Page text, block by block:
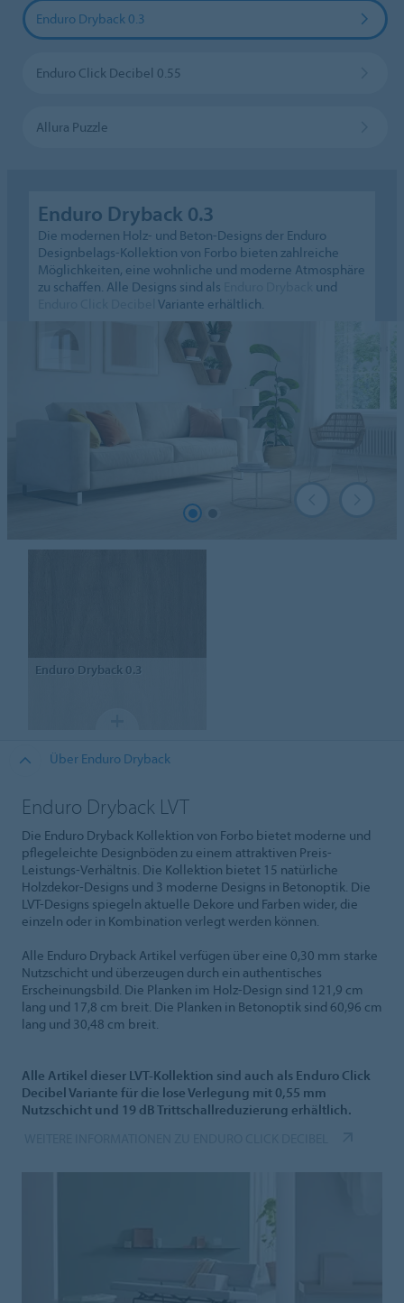
Enduro Dryback 0.3
Enduro Click Decibel 0.55
Allura Puzzle
Enduro Dryback 0.3
Die modernen Holz- und Beton-Designs der Enduro
Designbelags-Kollektion von Forbo bieten zahlreiche
Möglichkeiten, eine wohnliche und moderne Atmosphäre
zu schaffen. Alle Designs sind als
und
Variante erhältlich.
Enduro Dryback 0.3
Über Enduro Dryback
Enduro Dryback LVT
Die Enduro Dryback Kollektion von Forbo bietet moderne und
pflegeleichte Designböden zu einem attraktiven Preis-
Leistungs-Verhältnis. Die Kollektion bietet 15 natürliche
Holzdekor-Designs und 3 moderne Designs in Betonoptik. Die
LVT-Designs spiegeln aktuelle Dekore und Farben wider, die
einzeln oder in Kombination verlegt werden können.
Alle Enduro Dryback Artikel verfügen über eine 0,30 mm starke
Nutzschicht und überzeugen durch ein authentisches
Erscheinungsbild. Die Planken im Holz-Design sind 121,9 cm
lang und 17,8 cm breit. Die Planken in Betonoptik sind 60,96 cm
lang und 30,48 cm breit.
Alle Artikel dieser LVT-Kollektion sind auch als Enduro Click
Decibel Variante für die lose Verlegung mit 0,55 mm
Nutzschicht und 19 dB Trittschallreduzierung erhältlich.